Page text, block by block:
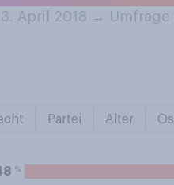
April 2018 → Umfrage
Partei Alter
%